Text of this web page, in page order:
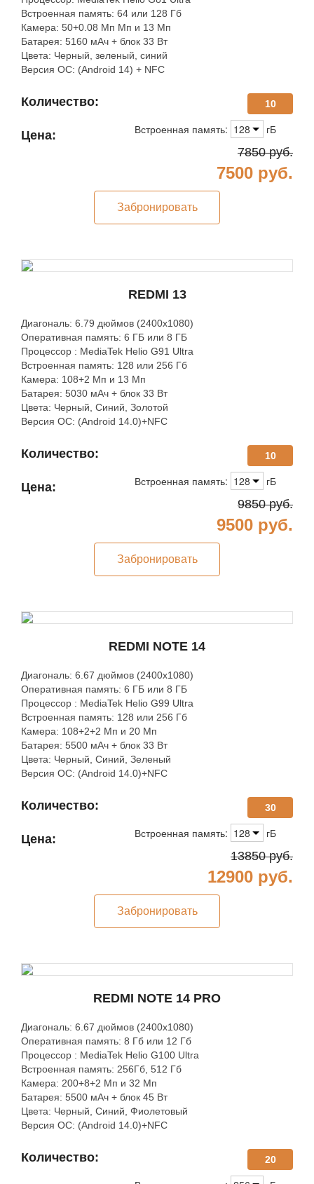
Встроенная память: 64 или 128 Гб
Камера: 50+0.08 Мп Мп и 13 Мп
Батарея: 5160 мАч + блок 33 Вт
Цвета: Черный, зеленый, синий
Версия ОС: (Android 14) + NFC
Количество: 10
Встроенная память: 128 гБ
Цена:
7850руб.
7500руб.
Забронировать
REDMI 13
Диагональ: 6.79 дюймов (2400х1080)
Оперативная память: 6 ГБ или 8 ГБ
Процессор : MediaTek Helio G91 Ultra
Встроенная память: 128 или 256 Гб
Камера: 108+2 Мп и 13 Мп
Батарея: 5030 мАч + блок 33 Вт
Цвета: Черный, Синий, Золотой
Версия ОС: (Android 14.0)+NFC
Количество: 10
Встроенная память: 128 гБ
Цена:
9850руб.
9500руб.
Забронировать
REDMI NOTE 14
Диагональ: 6.67 дюймов (2400х1080)
Оперативная память: 6 ГБ или 8 ГБ
Процессор : MediaTek Helio G99 Ultra
Встроенная память: 128 или 256 Гб
Камера: 108+2+2 Мп и 20 Мп
Батарея: 5500 мАч + блок 33 Вт
Цвета: Черный, Синий, Зеленый
Версия ОС: (Android 14.0)+NFC
Количество: 30
Встроенная память: 128 гБ
Цена:
13850руб.
12900руб.
Забронировать
REDMI NOTE 14 PRO
Диагональ: 6.67 дюймов (2400х1080)
Оперативная память: 8 Гб или 12 Гб
Процессор : MediaTek Helio G100 Ultra
Встроенная память: 256Гб, 512 Гб
Камера: 200+8+2 Мп и 32 Мп
Батарея: 5500 мАч + блок 45 Вт
Цвета: Черный, Синий, Фиолетовый
Версия ОС: (Android 14.0)+NFC
Количество: 20